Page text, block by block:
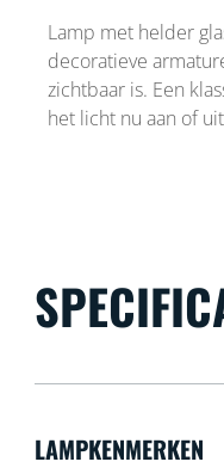
Lamp met helder
decoratieve
zichtbaar is. Een
het licht nu aan of
LAMPKENMERKEN